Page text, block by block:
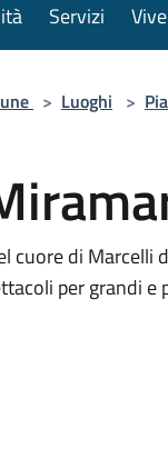
Servizi
> Luoghi >
cuore di
per grandi e